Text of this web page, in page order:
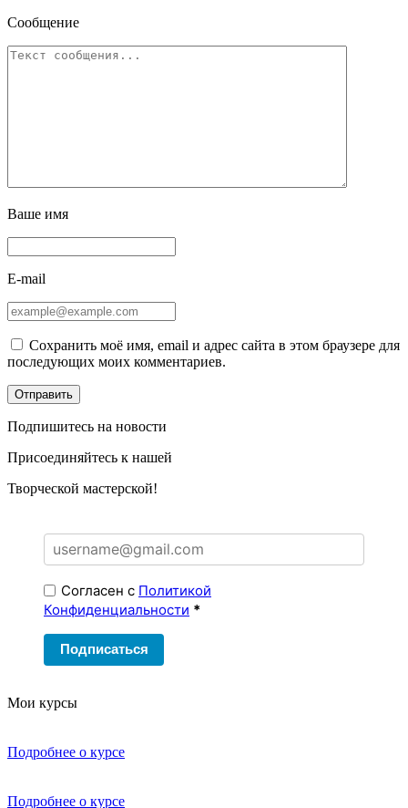
Сообщение
Ваше имя
E-mail
Сохранить моё имя, email и адрес сайта в этом браузере для
последующих моих комментариев.
Подпишитесь на новости
Присоединяйтесь к нашей
Творческой мастерской!
Согласен с Политикой
Конфиденциальности *
Подписаться
Мои курсы
Подробнее о курсе
Подробнее о курсе